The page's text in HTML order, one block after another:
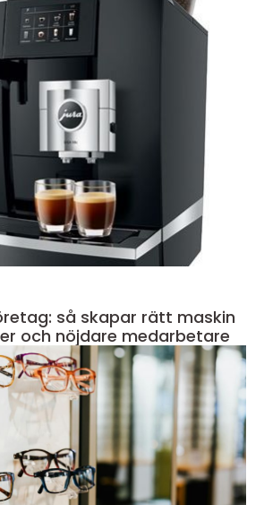
så skapar rätt maskin
och nöjdare medarbetare